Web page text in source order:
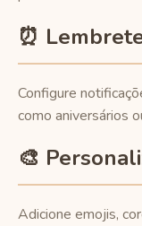
⏰
Configure
como aniversários
🎨
Adicione emojis,